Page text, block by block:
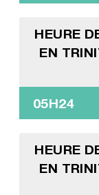
HEURE
EN
05H24
HEURE
EN